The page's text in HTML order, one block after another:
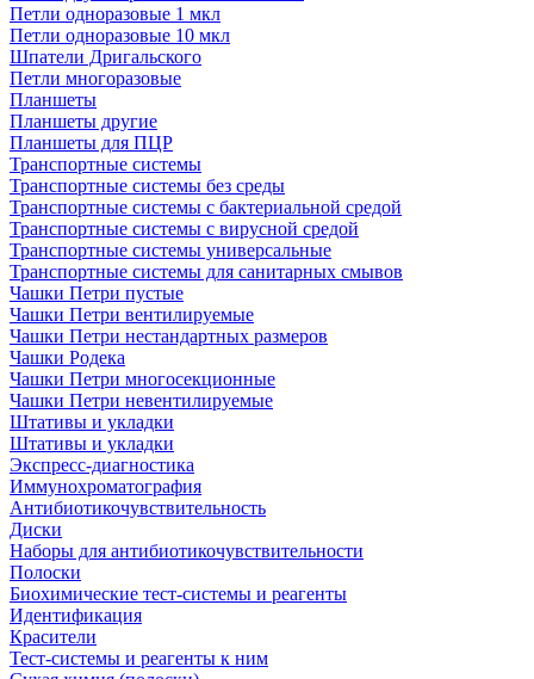
Петли одноразовые 1 мкл
Петли одноразовые 10 мкл
Шпатели Дригальского
Петли многоразовые
Планшеты
Планшеты другие
Планшеты для ПЦР
Транспортные системы
Транспортные системы без среды
Транспортные системы с бактериальной средой
Транспортные системы с вирусной средой
Транспортные системы универсальные
Транспортные системы для санитарных смывов
Чашки Петри пустые
Чашки Петри вентилируемые
Чашки Петри нестандартных размеров
Чашки Родека
Чашки Петри многосекционные
Чашки Петри невентилируемые
Штативы и укладки
Штативы и укладки
Экспресс-диагностика
Иммунохроматография
Антибиотикочувствительность
Диски
Наборы для антибиотикочувствительности
Полоски
Биохимические тест-системы и реагенты
Идентификация
Красители
Тест-системы и реагенты к ним